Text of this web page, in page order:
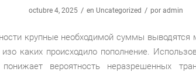
octubre 4, 2025 / en Uncategorized / por admin
крупные необходимой суммы выводятся
каких происходило пополнение.
понижает вероятность неразрешенных